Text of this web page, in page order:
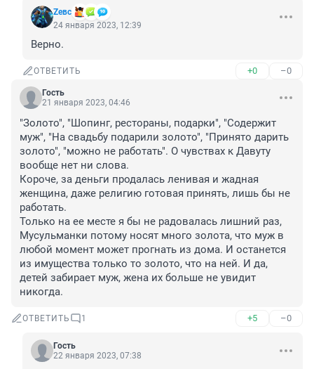
Zeвс
24 января 2023, 12:39
Верно.
ОТВЕТИТЬ +0 –0
Гость
21 января 2023, 04:46
"Золото", "Шопинг, рестораны, подарки", "Содержит
муж", "На свадьбу подарили золото", "Принято дарить
золото", "можно не работать". О чувствах к Давуту
вообще нет ни слова.
Короче, за деньги продалась ленивая и жадная
женщина, даже религию готовая принять, лишь бы не
работать.
Только на ее месте я бы не радовалась лишний раз,
Мусульманки потому носят много золота, что муж в
любой момент может прогнать из дома. И останется
из имущества только то золото, что на ней. И да,
детей забирает муж, жена их больше не увидит
никогда.
ОТВЕТИТЬ 1 +5 –0
Гость
22 января 2023, 07:38